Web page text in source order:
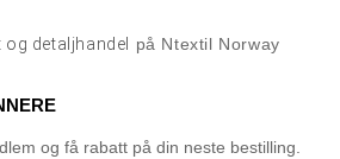
detaljhandel på Ntextil Norway
og få rabatt på din neste bestilling.